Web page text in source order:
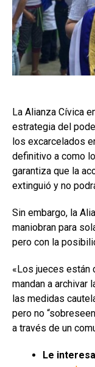
La Alianza Cívica
estrategia del
los excarcelados
definitivo a como
garantiza que la
extinguió y no
Sin embargo, la
maniobran para
pero con la
«Los jueces están
mandan a archivar
las medidas
pero no
a través de un
Le